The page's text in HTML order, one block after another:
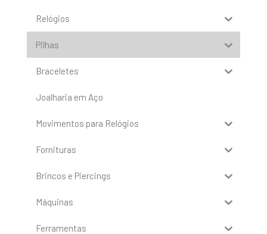
Relógios
Pilhas
Braceletes
Joalharia em Aço
Movimentos para Relógios
Fornituras
Brincos e Piercings
Máquinas
Ferramentas